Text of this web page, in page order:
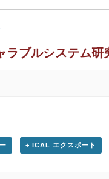
ラブルシステム研
+ ICAL エクスポート